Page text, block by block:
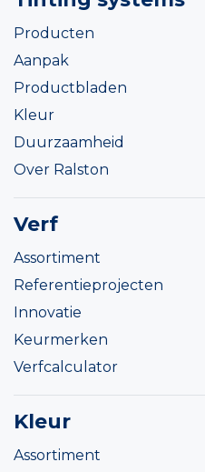
Producten
Aanpak
Productbladen
Kleur
Duurzaamheid
Over Ralston
Verf
Assortiment
Referentieprojecten
Innovatie
Keurmerken
Verfcalculator
Kleur
Assortiment